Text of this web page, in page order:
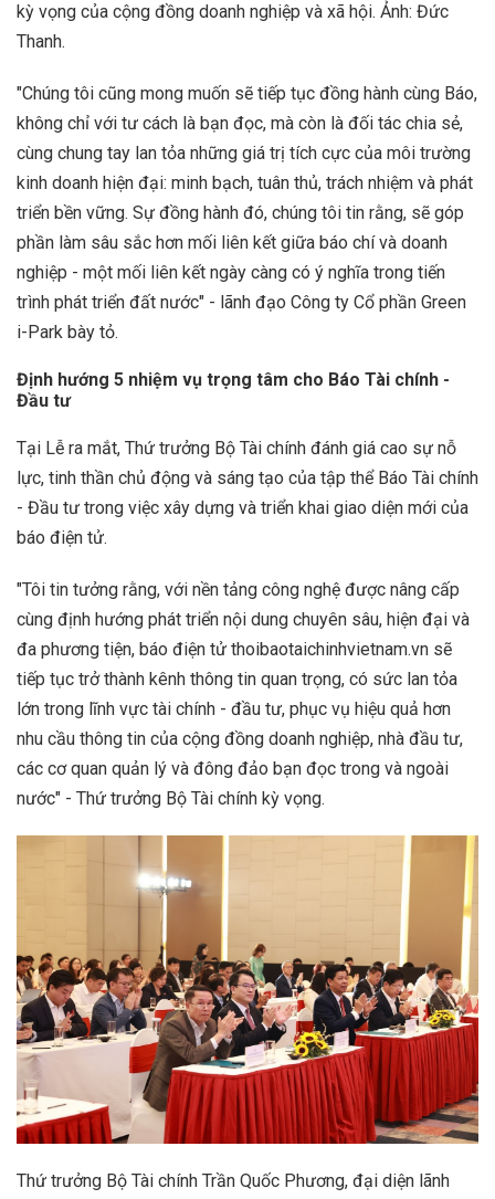
kỳ vọng của cộng đồng doanh nghiệp và xã hội. Ảnh: Đức
Thanh.
"Chúng tôi cũng mong muốn sẽ tiếp tục đồng hành cùng Báo,
không chỉ với tư cách là bạn đọc, mà còn là đối tác chia sẻ,
cùng chung tay lan tỏa những giá trị tích cực của môi trường
kinh doanh hiện đại: minh bạch, tuân thủ, trách nhiệm và phát
triển bền vững. Sự đồng hành đó, chúng tôi tin rằng, sẽ góp
phần làm sâu sắc hơn mối liên kết giữa báo chí và doanh
nghiệp - một mối liên kết ngày càng có ý nghĩa trong tiến
trình phát triển đất nước" - lãnh đạo Công ty Cổ phần Green
i-Park bày tỏ.
Định hướng 5 nhiệm vụ trọng tâm cho Báo Tài chính -
Đầu tư
Tại Lễ ra mắt, Thứ trưởng Bộ Tài chính đánh giá cao sự nỗ
lực, tinh thần chủ động và sáng tạo của tập thể Báo Tài chính
- Đầu tư trong việc xây dựng và triển khai giao diện mới của
báo điện tử.
"Tôi tin tưởng rằng, với nền tảng công nghệ được nâng cấp
cùng định hướng phát triển nội dung chuyên sâu, hiện đại và
đa phương tiện, báo điện tử thoibaotaichinhvietnam.vn sẽ
tiếp tục trở thành kênh thông tin quan trọng, có sức lan tỏa
lớn trong lĩnh vực tài chính - đầu tư, phục vụ hiệu quả hơn
nhu cầu thông tin của cộng đồng doanh nghiệp, nhà đầu tư,
các cơ quan quản lý và đông đảo bạn đọc trong và ngoài
nước" - Thứ trưởng Bộ Tài chính kỳ vọng.
Thứ trưởng Bộ Tài chính Trần Quốc Phương, đại diện lãnh